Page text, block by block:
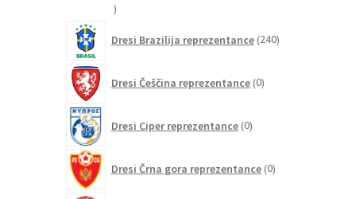
21
Dresi Brazilija reprezentance 240izdelkov
Dresi Češčina reprezentance 0izdelkov
Dresi Ciper reprezentance 0izdelkov
Dresi Črna gora reprezentance 0izdelkov